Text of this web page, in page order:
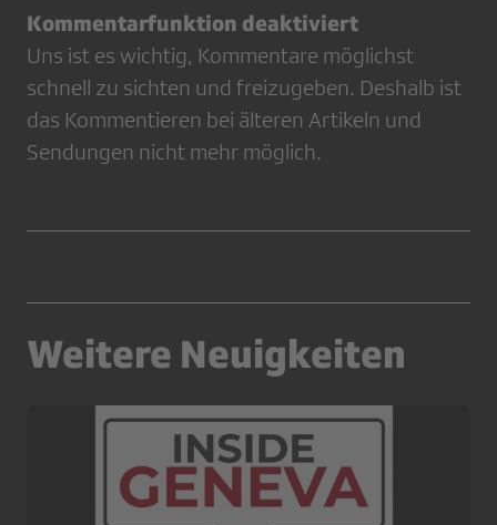
Kommentarfunktion deaktiviert
Uns ist es wichtig, Kommentare möglichst
schnell zu sichten und freizugeben. Deshalb ist
das Kommentieren bei älteren Artikeln und
Sendungen nicht mehr möglich.
Weitere Neuigkeiten